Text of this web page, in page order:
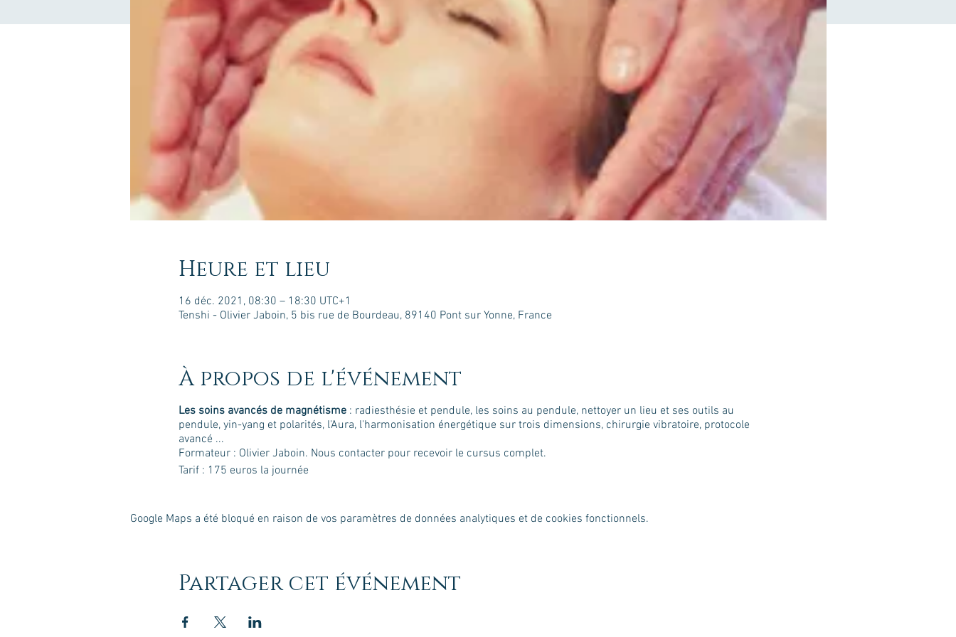
Heure et lieu
16 déc. 2021, 08:30 – 18:30 UTC+1
Tenshi - Olivier Jaboin, 5 bis rue de Bourdeau, 89140 Pont sur Yonne, France
À propos de l'événement
Les soins avancés de magnétisme : radiesthésie et pendule, les soins au pendule, nettoyer un lieu et ses outils au
pendule, yin-yang et polarités, l'Aura, l'harmonisation énergétique sur trois dimensions, chirurgie vibratoire, protocole
avancé ...
Formateur : Olivier Jaboin. Nous contacter pour recevoir le cursus complet.
Tarif : 175 euros la journée
Google Maps a été bloqué en raison de vos paramètres de données analytiques et de cookies fonctionnels.
Partager cet événement